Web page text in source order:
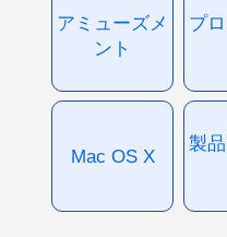
アミューズメ
ント
プ
Mac OS X
製